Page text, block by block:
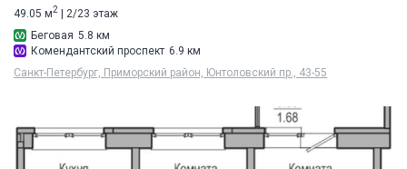
49.05 м2 | 2/23 этаж
Беговая 5.8 км
Комендантский проспект 6.9 км
Санкт-Петербург, Приморский район, Юнтоловский пр., 43-55